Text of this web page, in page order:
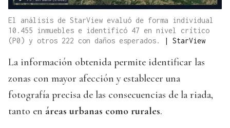
El análisis de StarView evaluó de forma individual
10.455 inmuebles e identificó 47 en nivel crítico
(P0) y otros 222 con daños esperados.
| StarView
La información obtenida permite identificar las
zonas con mayor afección y establecer una
fotografía precisa de las consecuencias de la riada,
tanto en áreas urbanas como rurales.